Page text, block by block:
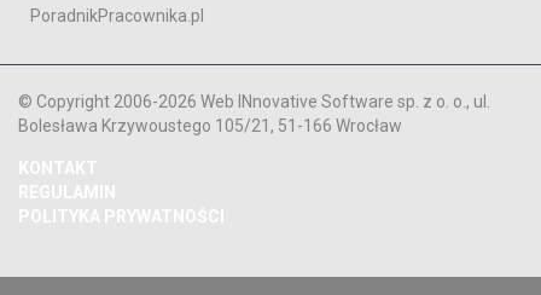
PoradnikPracownika.pl
© Copyright 2006-2026 Web INnovative Software sp. z o. o., ul.
Bolesława Krzywoustego 105/21, 51-166 Wrocław
KONTAKT
REGULAMIN
POLITYKA PRYWATNOŚCI